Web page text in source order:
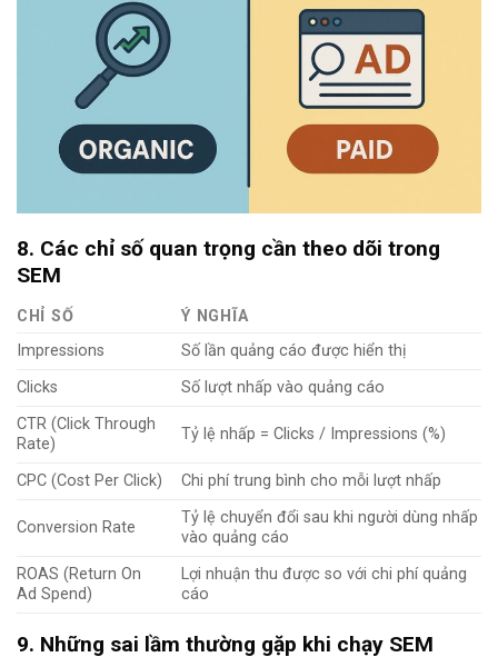
8. Các chỉ số quan trọng cần theo dõi trong
SEM
CHỈ SỐ
Ý NGHĨA
Impressions
Số lần quảng cáo được hiển thị
Clicks
Số lượt nhấp vào quảng cáo
CTR (Click Through
Rate)
Tỷ lệ nhấp = Clicks / Impressions (%)
CPC (Cost Per Click) Chi phí trung bình cho mỗi lượt nhấp
Conversion Rate
Tỷ lệ chuyển đổi sau khi người dùng nhấp
vào quảng cáo
ROAS (Return On
Ad Spend)
Lợi nhuận thu được so với chi phí quảng
cáo
9. Những sai lầm thường gặp khi chạy SEM